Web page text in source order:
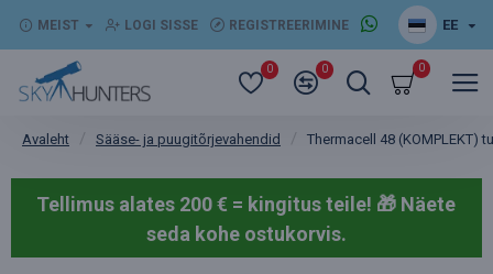
MEIST LOGI SISSE REGISTREERIMINE EE
0 0 0
Avaleht Sääse- ja puugitõrjevahendid Thermacell 48 (KOMPLEKT)
Tellimus alates 200 € = kingitus teile! 🎁 Näete
seda kohe ostukorvis.